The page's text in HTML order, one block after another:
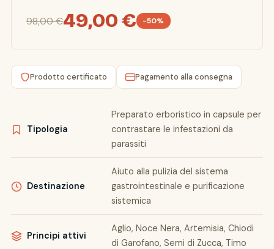
98,00 €49,00 € -50%
Prodotto certificato Pagamento alla consegna
Tipologia
Preparato erboristico in capsule per
contrastare le infestazioni da
parassiti
Destinazione
Aiuto alla pulizia del sistema
gastrointestinale e purificazione
sistemica
Principi attivi
Aglio, Noce Nera, Artemisia, Chiodi
di Garofano, Semi di Zucca, Timo